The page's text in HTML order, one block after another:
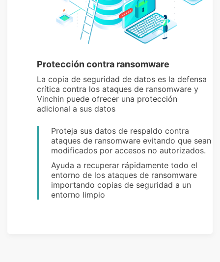
Protección contra ransomware
La copia de seguridad de datos es la defensa
crítica contra los ataques de ransomware y
Vinchin puede ofrecer una protección
adicional a sus datos
Proteja sus datos de respaldo contra
ataques de ransomware evitando que sean
modificados por accesos no autorizados.
Ayuda a recuperar rápidamente todo el
entorno de los ataques de ransomware
importando copias de seguridad a un
entorno limpio